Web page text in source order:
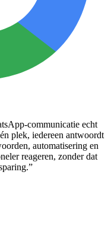
communicatie echt
plek, iedereen antwoordt
automatisering en
reageren, zonder dat
”